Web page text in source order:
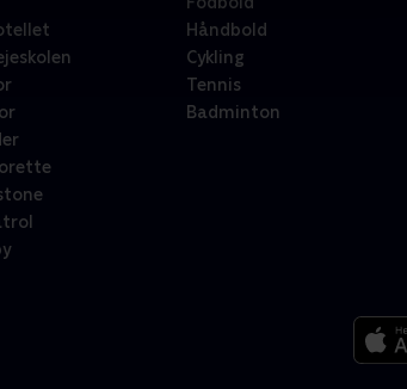
Håndbold
Cykling
Tennis
Badminton